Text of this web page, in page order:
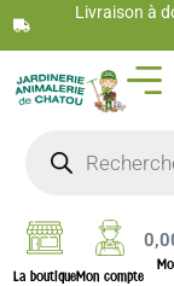
Livraison à
La boutiqueMon compte